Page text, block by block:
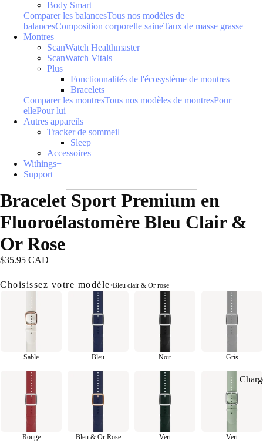
Body Smart
Comparer les balancesTous nos modèles de
balancesComposition corporelle saineTaux de masse grasse
Montres
ScanWatch Healthmaster
ScanWatch Vitals
Plus
Fonctionnalités de l'écosystème de montres
Bracelets
Comparer les montresTous nos modèles de montresPour
ellePour lui
Autres appareils
Tracker de sommeil
Sleep
Accessoires
Withings+
Support
Bracelet Sport Premium en
Fluoroélastomère Bleu Clair &
Or Rose
$35.95 CAD
Choisissez votre modèle•Bleu clair & Or rose
Sable Bleu Noir Gris
Rouge Bleu & Or Rose Vert Vert